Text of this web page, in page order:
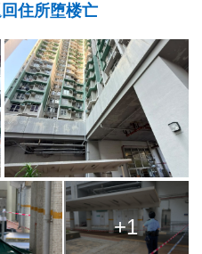
住所堕楼亡
+1